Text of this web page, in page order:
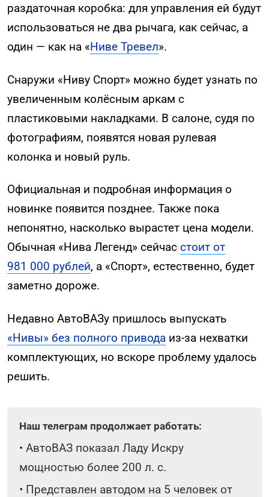
раздаточная коробка: для управления ей будут
использоваться не два рычага, как сейчас, а
один — как на «Ниве Тревел».
Снаружи «Ниву Спорт» можно будет узнать по
увеличенным колёсным аркам с
пластиковыми накладками. В салоне, судя по
фотографиям, появятся новая рулевая
колонка и новый руль.
Официальная и подробная информация о
новинке появится позднее. Также пока
непонятно, насколько вырастет цена модели.
Обычная «Нива Легенд» сейчас стоит от
981 000 рублей, а «Спорт», естественно, будет
заметно дороже.
Недавно АвтоВАЗу пришлось выпускать
«Нивы» без полного привода из-за нехватки
комплектующих, но вскоре проблему удалось
решить.
Наш телеграм продолжает работать:
• АвтоВАЗ показал Ладу Искру
мощностью более 200 л. с.
• Представлен автодом на 5 человек от